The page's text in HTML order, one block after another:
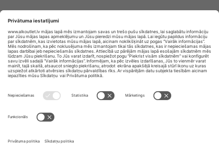
Privātuma Iestatījumi
E-veikala lietošanas noteikumi